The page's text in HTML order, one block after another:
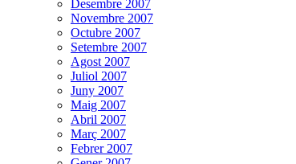
Desembre 2007
Novembre 2007
Octubre 2007
Setembre 2007
Agost 2007
Juliol 2007
Juny 2007
Maig 2007
Abril 2007
Març 2007
Febrer 2007